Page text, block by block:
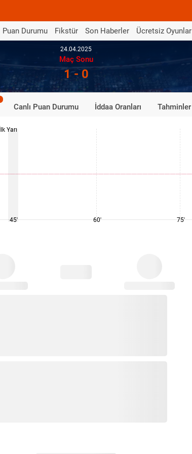
Puan Durumu Fikstür Son Haberler Ücretsiz Oyunlar
24.04.2025
Maç Sonu
1 - 0
Canlı Puan Durumu İddaa Oranları Tahminler
İlk Yarı
45' 60' 75'